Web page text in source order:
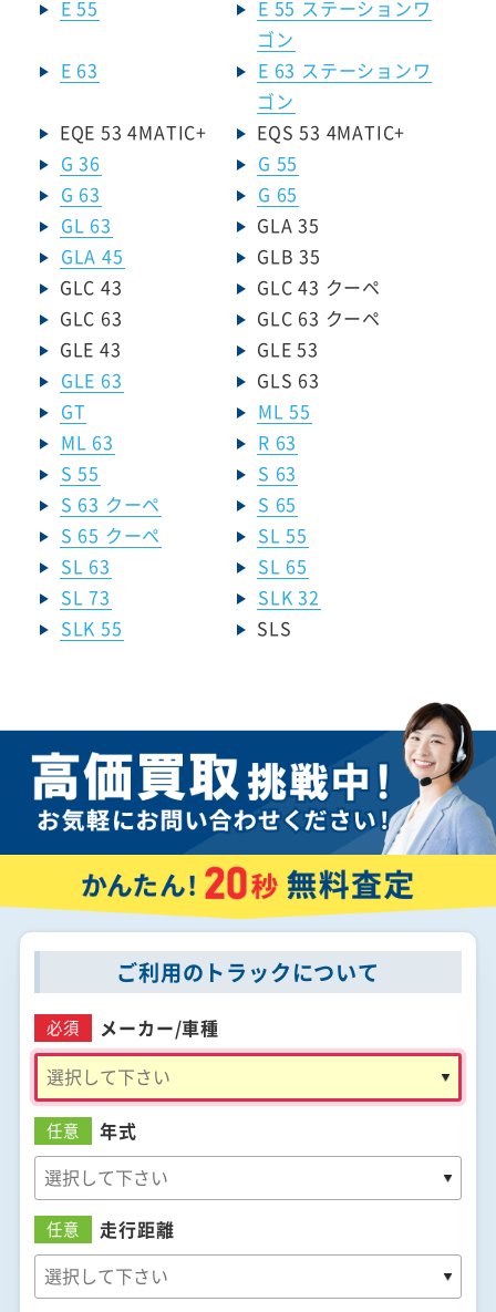
E 55
E 55 ステーションワ
ゴン
E 63
E 63 ステーションワ
ゴン
EQE 53 4MATIC+
EQS 53 4MATIC+
G 36
G 55
G 63
G 65
GL 63
GLA 35
GLA 45
GLB 35
GLC 43
GLC 43 クーペ
GLC 63
GLC 63 クーペ
GLE 43
GLE 53
GLE 63
GLS 63
GT
ML 55
ML 63
R 63
S 55
S 63
S 63 クーペ
S 65
S 65 クーペ
SL 55
SL 63
SL 65
SL 73
SLK 32
SLK 55
SLS
ご利用のトラックについて
必須 メーカー/車種
任意 年式
任意 走行距離